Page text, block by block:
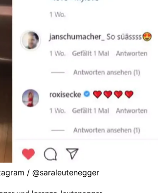
/ @saraleutenegger